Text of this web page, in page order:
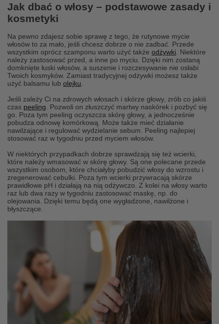
Jak dbać o włosy – podstawowe zasady i
kosmetyki
Na pewno zdajesz sobie sprawę z tego, że rutynowe mycie
włosów to za mało, jeśli chcesz dobrze o nie zadbać. Przede
wszystkim oprócz szamponu warto użyć także odżywki . Niektóre
należy zastosować przed, a inne po myciu. Dzięki nim zostaną
domknięte łuski włosów, a suszenie i rozczesywanie nie osłabi
Twoich kosmyków. Zamiast tradycyjnej odżywki możesz także
użyć balsamu lub olejku
Jeśli zależy Ci na zdrowych włosach i skórze głowy, zrób co jakiś
czas peeling . Pozwoli on złuszczyć martwy naskórek i pozbyć się
go. Poza tym peeling oczyszcza skórę głowy, a jednocześnie
pobudza odnowę komórkową. Może także mieć działanie
nawilżające i regulować wydzielanie sebum. Peeling najlepiej
stosować raz w tygodniu przed myciem włosów.
W niektórych przypadkach dobrze sprawdzają się też wcierki,
które należy wmasować w skórę głowy. Są one polecane przede
wszystkim osobom, które chciałyby pobudzić włosy do wzrostu i
zregenerować cebulki. Poza tym wcierki przywracają skórze
prawidłowe pH i działają na nią odżywczo. Z kolei na włosy warto
raz lub dwa razy w tygodniu zastosować maskę, np. do
olejowania. Dzięki temu będą one wygładzone, nawilżone i
błyszczące.